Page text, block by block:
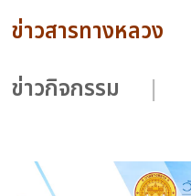
ข่าวสารทางหลวง
ข่าวกิจกรรม